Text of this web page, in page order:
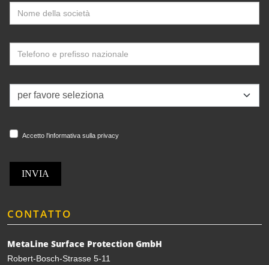
Accetto l'informativa sulla privacy
INVIA
CONTATTO
MetaLine Surface Protection GmbH
Robert-Bosch-Strasse 5-11